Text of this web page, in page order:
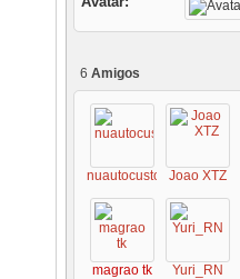
6 Amigos
nuautocustomsJoao XTZ
magrao tk Yuri_RN